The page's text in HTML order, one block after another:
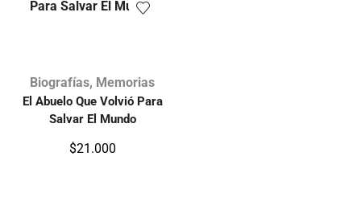
Biografías, Memorias
El Abuelo Que Volvió Para
Salvar El Mundo
$21.000